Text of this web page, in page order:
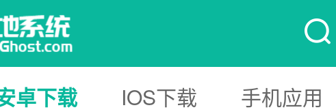
卓下载 IOS下载 手机应用